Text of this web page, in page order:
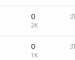
0
2K
0
1K